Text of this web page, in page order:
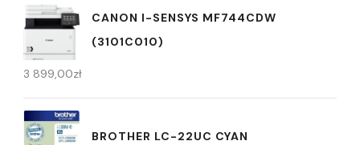
CANON I-SENSYS MF744CDW
(3101C010)
3 899,00zł
BROTHER LC-22UC CYAN